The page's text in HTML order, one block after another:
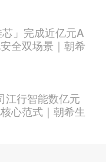
」完成近亿元A
全双场景｜朝希
江行智能数亿元
心范式｜朝希生